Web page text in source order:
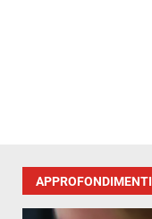
APPROFONDIMENTI